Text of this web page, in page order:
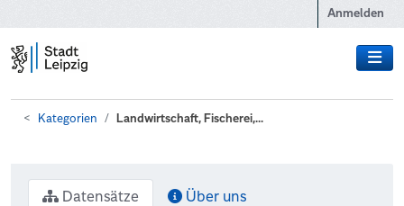
Anmelden
Kategorien Landwirtschaft, Fischerei,...
Datensätze Über uns